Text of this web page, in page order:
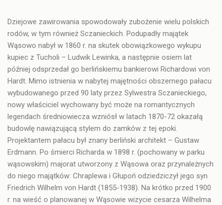
Dziejowe zawirowania spowodowały zubożenie wielu polskich
rodów, w tym również Sczanieckich. Podupadły majątek
Wąsowo nabył w 1860 r. na skutek obowiązkowego wykupu
kupiec z Tucholi – Ludwik Lewinka, a następnie osiem lat
później odsprzedał go berlińskiemu bankierowi Richardowi von
Hardt. Mimo istnienia w nabytej majętności obszernego pałacu
wybudowanego przed 90 laty przez Sylwestra Sczanieckiego,
nowy właściciel wychowany być może na romantycznych
legendach średniowiecza wzniósł w latach 1870-72 okazałą
budowlę nawiązującą stylem do zamków z tej epoki.
Projektantem pałacu był znany berliński architekt – Gustaw
Erdmann. Po śmierci Richarda w 1898 r. (pochowany w parku
wąsowskim) majorat utworzony z Wąsowa oraz przynależnych
do niego majątków: Chraplewa i Głupoń odziedziczył jego syn
Friedrich Wilhelm von Hardt (1855-1938). Na krótko przed 1900
r. na wieść o planowanej w Wąsowie wizycie cesarza Wilhelma